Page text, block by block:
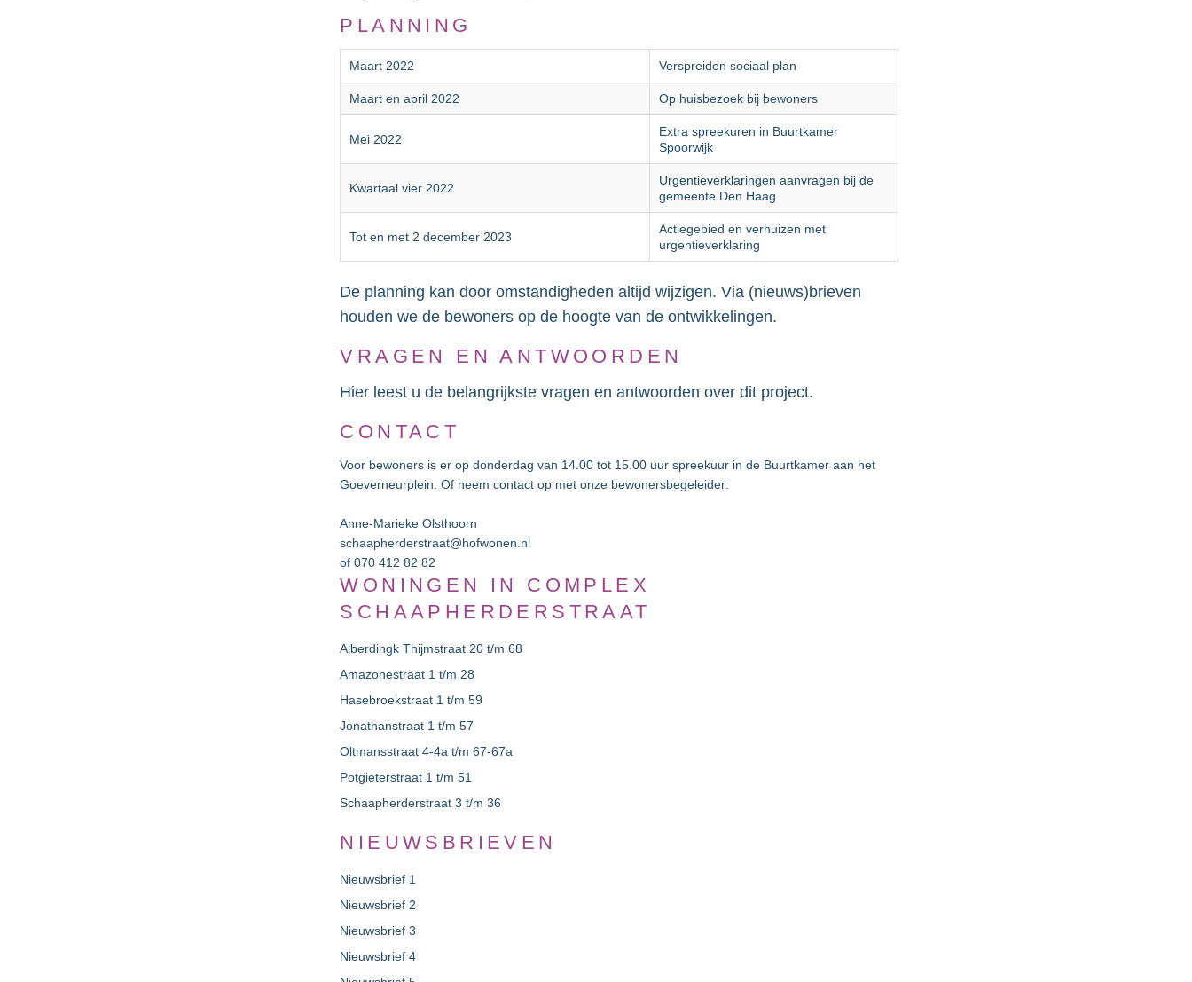
PLANNING
Maart 2022 Verspreiden sociaal plan
Maart en april 2022 Op huisbezoek bij bewoners
Mei 2022
Extra spreekuren in Buurtkamer
Spoorwijk
Kwartaal vier 2022
Urgentieverklaringen aanvragen bij de
gemeente Den Haag
Tot en met 2 december 2023
Actiegebied en verhuizen met
urgentieverklaring
De planning kan door omstandigheden altijd wijzigen. Via (nieuws)brieven
houden we de bewoners op de hoogte van de ontwikkelingen.
VRAGEN EN ANTWOORDEN
Hier leest u de belangrijkste vragen en antwoorden over dit project.
CONTACT
Voor bewoners is er op donderdag van 14.00 tot 15.00 uur spreekuur in de Buurtkamer aan het
Goeverneurplein. Of neem contact op met onze bewonersbegeleider:
Anne-Marieke Olsthoorn
schaapherderstraat@hofwonen.nl
of 070 412 82 82
WONINGEN IN COMPLEX
SCHAAPHERDERSTRAAT
Alberdingk Thijmstraat 20 t/m 68
Amazonestraat 1 t/m 28
Hasebroekstraat 1 t/m 59
Jonathanstraat 1 t/m 57
Oltmansstraat 4-4a t/m 67-67a
Potgieterstraat 1 t/m 51
Schaapherderstraat 3 t/m 36
NIEUWSBRIEVEN
Nieuwsbrief 1
Nieuwsbrief 2
Nieuwsbrief 3
Nieuwsbrief 4